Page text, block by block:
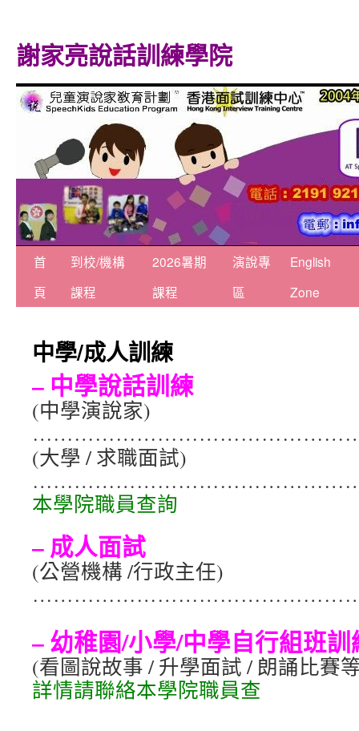
謝家亮說話訓練學院
容
首
頁
到校/機構
課程
2026暑期
課程
演說專
區
English
Zone
中學/成人訓練
– 中學說話訓練
(中學演說家)
(大學 / 求職面試)
本學院職員查詢
– 成人面試
(公營機構 /行政主任)
– 幼稚園/小學/中學自行組班訓
(看圖說故事 / 升學面試 / 朗誦
詳情請聯絡本學院職員查